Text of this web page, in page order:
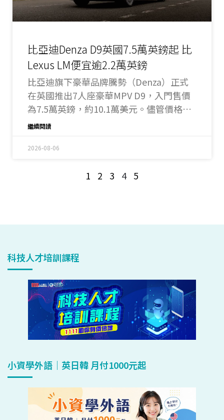
比亞迪Denza D9英國7.5萬英鎊起 比
Lexus LM便宜逾2.2萬英鎊
比亞迪旗下豪華品牌騰勢（Denza）正式
在英國推出7人座豪華MPV D9，入門售價
為7.5萬英鎊，約10.1萬美元。儘管價格不
低，仍明顯低於英國市場上的其他豪華
LM。
繼續閱讀
2026-08-06
1 2 3 4 5
科技人才培訓課程
小資學外語｜英日韓 月付1000元起